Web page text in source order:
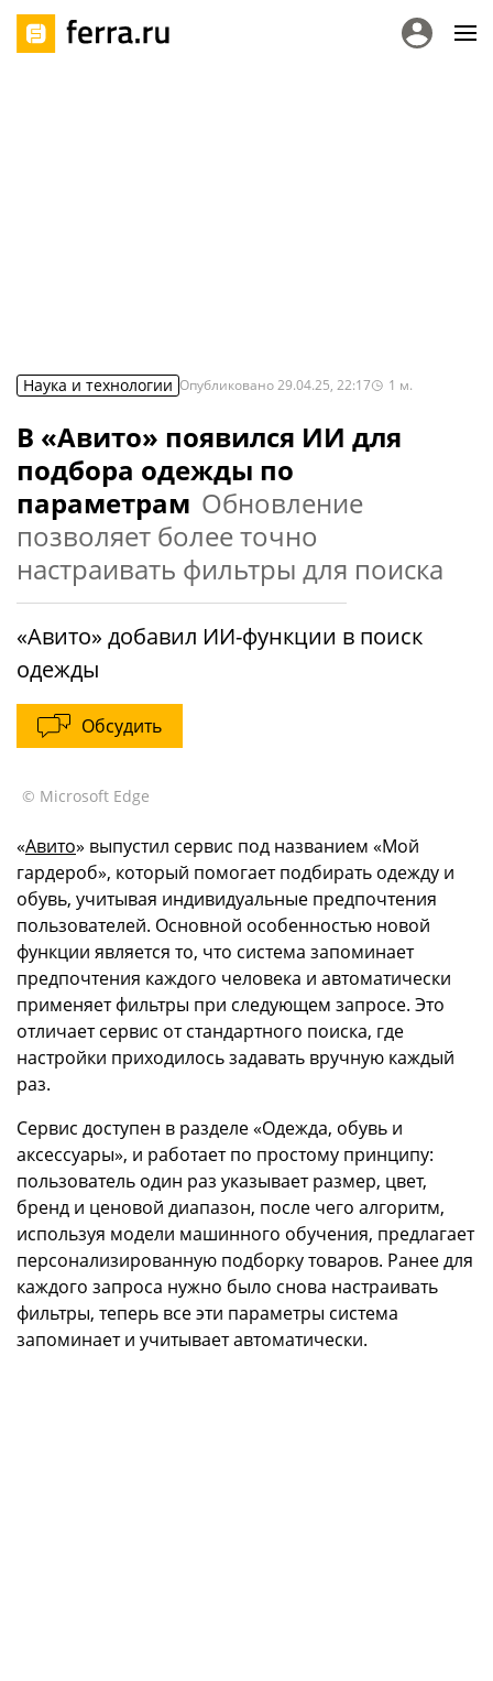
Наука и технологии Опубликовано29.04.25, 22:17 1 м.
В «Авито» появился ИИ для
подбора одежды по
параметрам Обновление
позволяет более точно
настраивать фильтры для поиска
«Авито» добавил ИИ-функции в поиск
одежды
Обсудить
© Microsoft Edge
«Авито» выпустил сервис под названием «Мой
гардероб», который помогает подбирать одежду и
обувь, учитывая индивидуальные предпочтения
пользователей. Основной особенностью новой
функции является то, что система запоминает
предпочтения каждого человека и автоматически
применяет фильтры при следующем запросе. Это
отличает сервис от стандартного поиска, где
настройки приходилось задавать вручную каждый
раз.
Сервис доступен в разделе «Одежда, обувь и
аксессуары», и работает по простому принципу:
пользователь один раз указывает размер, цвет,
бренд и ценовой диапазон, после чего алгоритм,
используя модели машинного обучения, предлагает
персонализированную подборку товаров. Ранее для
каждого запроса нужно было снова настраивать
фильтры, теперь все эти параметры система
запоминает и учитывает автоматически.